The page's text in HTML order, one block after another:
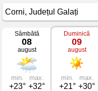
Vremea
Corni
mâine
Județul
Galați
Sâmbătă
08
august
min.
+23°
max.
+32°
Duminică
09
august
min.
+21°
max.
+30°